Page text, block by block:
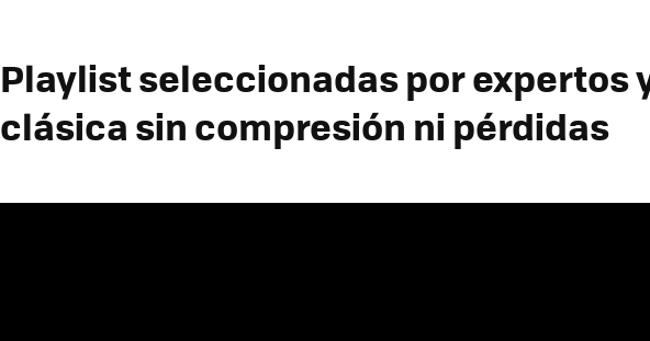
Playlist seleccionadas por expertos
clásica sin compresión ni pérdidas